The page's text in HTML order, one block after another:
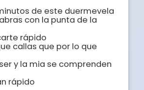
de este duermevela
con la punta de la
rápido
callas que por lo que
y la mia se comprenden
rápido